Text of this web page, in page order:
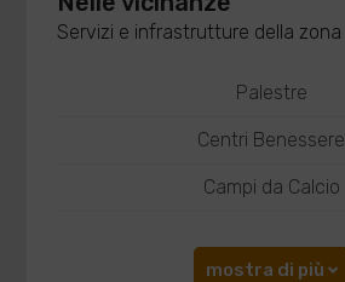
Servizi e infrastrutture della zona
Palestre
Centri Benessere
Campi da Calcio
mostra di più